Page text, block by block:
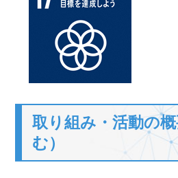
取り組み・活動の
む）